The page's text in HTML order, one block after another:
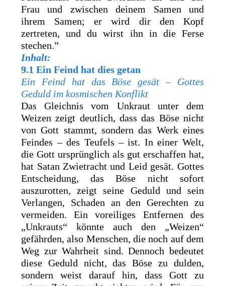
Frau und zwischen deinem Samen und
ihrem Samen; er wird dir den Kopf
zertreten, und du wirst ihn in die Ferse
stechen.”
Inhalt:
9.1 Ein Feind hat dies getan
Ein Feind hat das Böse gesät – Gottes
Geduld im kosmischen Konflikt
Das Gleichnis vom Unkraut unter dem
Weizen zeigt deutlich, dass das Böse nicht
von Gott stammt, sondern das Werk eines
Feindes – des Teufels – ist. In einer Welt,
die Gott ursprünglich als gut erschaffen hat,
hat Satan Zwietracht und Leid gesät. Gottes
Entscheidung, das Böse nicht sofort
auszurotten, zeigt seine Geduld und sein
Verlangen, Schaden an den Gerechten zu
vermeiden. Ein voreiliges Entfernen des
„Unkrauts“ könnte auch den „Weizen“
gefährden, also Menschen, die noch auf dem
Weg zur Wahrheit sind. Dennoch bedeutet
diese Geduld nicht, das Böse zu dulden,
sondern weist darauf hin, dass Gott zu